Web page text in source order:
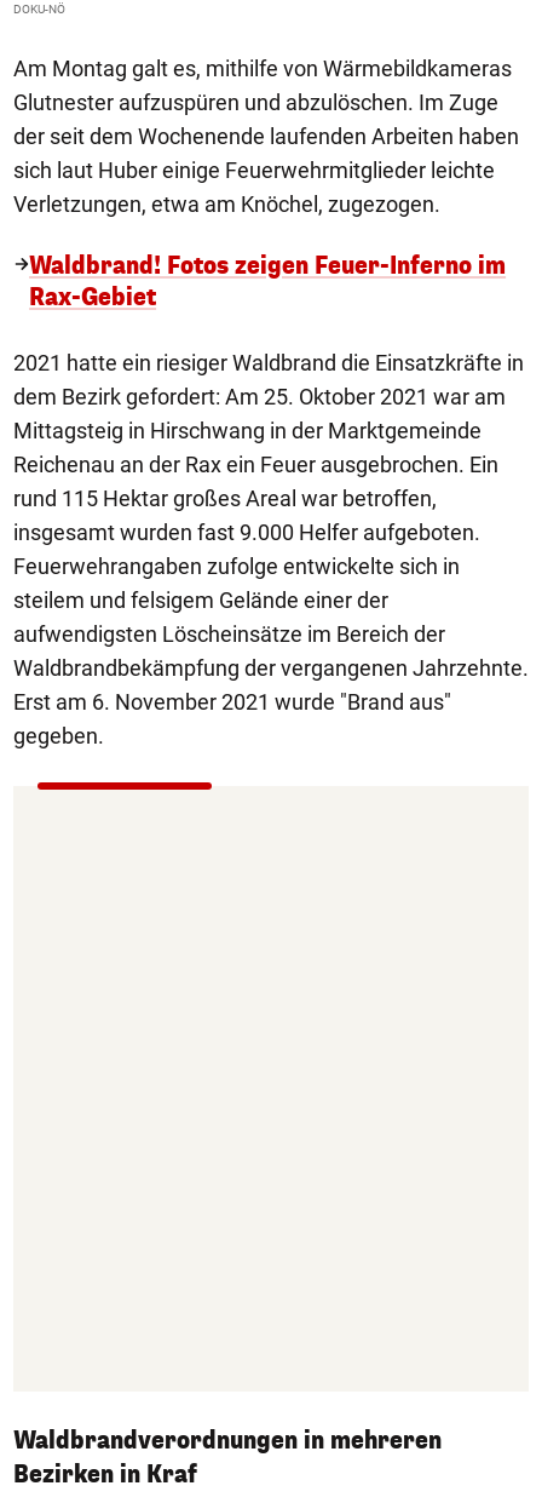
DOKU-NÖ
Am Montag galt es, mithilfe von Wärmebildkameras
Glutnester aufzuspüren und abzulöschen. Im Zuge
der seit dem Wochenende laufenden Arbeiten haben
sich laut Huber einige Feuerwehrmitglieder leichte
Verletzungen, etwa am Knöchel, zugezogen.
Waldbrand! Fotos zeigen Feuer-Inferno im
Rax-Gebiet
2021 hatte ein riesiger Waldbrand die Einsatzkräfte in
dem Bezirk gefordert: Am 25. Oktober 2021 war am
Mittagsteig in Hirschwang in der Marktgemeinde
Reichenau an der Rax ein Feuer ausgebrochen. Ein
rund 115 Hektar großes Areal war betroffen,
insgesamt wurden fast 9.000 Helfer aufgeboten.
Feuerwehrangaben zufolge entwickelte sich in
steilem und felsigem Gelände einer der
aufwendigsten Löscheinsätze im Bereich der
Waldbrandbekämpfung der vergangenen Jahrzehnte.
Erst am 6. November 2021 wurde "Brand aus"
gegeben.
Waldbrandverordnungen in mehreren
Bezirken in Kraf